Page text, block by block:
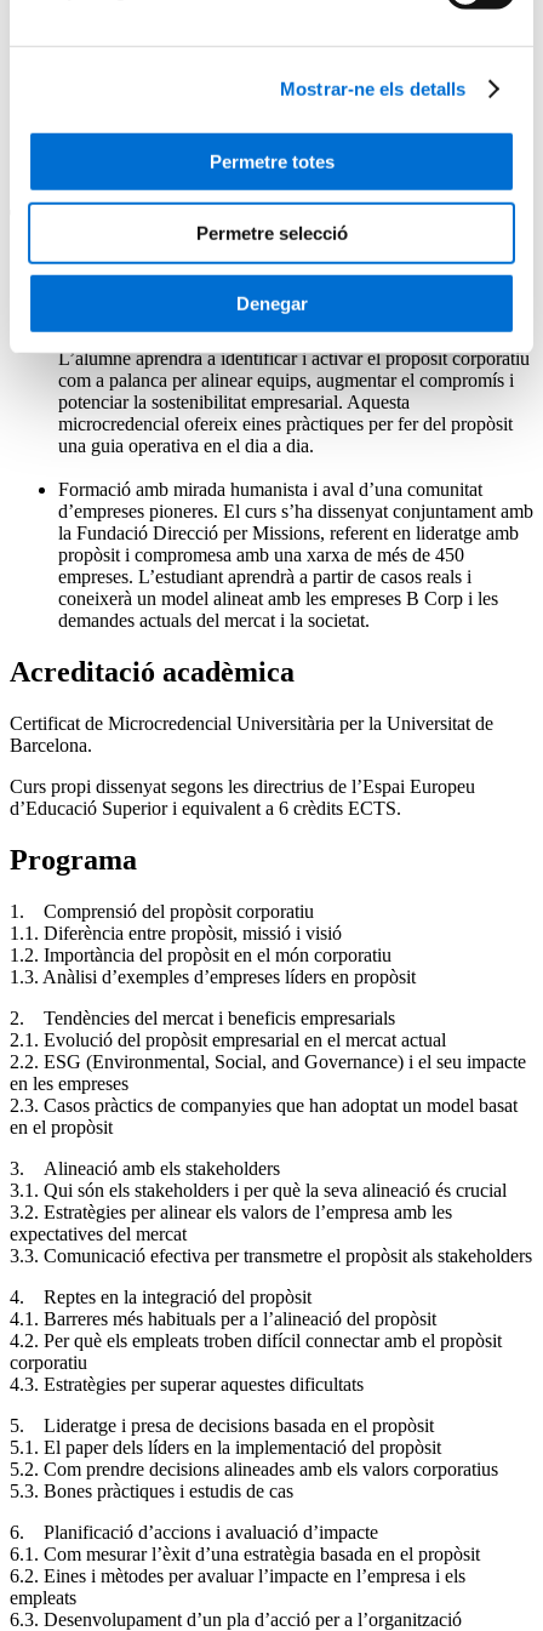
Mostrar-ne els detalls
Permetre totes
Permetre selecció
Denegar
Capacitar els participants per exercir un lideratge alineat amb
Elaborar un pla d'acció orientat al propòsit i aplicar eines per
Tres raons per escollir-lo
Una formació reconeguda, perquè l’estudiant obtindrà un títol
emès per la Universitat de Barcelona i registrat a l’Europass.
Connectar lideratge i propòsit per generar impacte real.
L’alumne aprendrà a identificar i activar el propòsit corporatiu
com a palanca per alinear equips, augmentar el compromís i
potenciar la sostenibilitat empresarial. Aquesta
microcredencial ofereix eines pràctiques per fer del propòsit
una guia operativa en el dia a dia.
Formació amb mirada humanista i aval d’una comunitat
d’empreses pioneres. El curs s’ha dissenyat conjuntament amb
la Fundació Direcció per Missions, referent en lideratge amb
propòsit i compromesa amb una xarxa de més de 450
empreses. L’estudiant aprendrà a partir de casos reals i
coneixerà un model alineat amb les empreses B Corp i les
demandes actuals del mercat i la societat.
Acreditació acadèmica
Certificat de Microcredencial Universitària per la Universitat de
Barcelona.
Curs propi dissenyat segons les directrius de l’Espai Europeu
d’Educació Superior i equivalent a 6 crèdits ECTS.
Programa
1. Comprensió del propòsit corporatiu
1.1. Diferència entre propòsit, missió i visió
1.2. Importància del propòsit en el món corporatiu
1.3. Anàlisi d’exemples d’empreses líders en propòsit
2. Tendències del mercat i beneficis empresarials
2.1. Evolució del propòsit empresarial en el mercat actual
2.2. ESG (Environmental, Social, and Governance) i el seu impacte
en les empreses
2.3. Casos pràctics de companyies que han adoptat un model basat
en el propòsit
3. Alineació amb els stakeholders
3.1. Qui són els stakeholders i per què la seva alineació és crucial
3.2. Estratègies per alinear els valors de l’empresa amb les
expectatives del mercat
3.3. Comunicació efectiva per transmetre el propòsit als stakeholders
4. Reptes en la integració del propòsit
4.1. Barreres més habituals per a l’alineació del propòsit
4.2. Per què els empleats troben difícil connectar amb el propòsit
corporatiu
4.3. Estratègies per superar aquestes dificultats
5. Lideratge i presa de decisions basada en el propòsit
5.1. El paper dels líders en la implementació del propòsit
5.2. Com prendre decisions alineades amb els valors corporatius
5.3. Bones pràctiques i estudis de cas
6. Planificació d’accions i avaluació d’impacte
6.1. Com mesurar l’èxit d’una estratègia basada en el propòsit
6.2. Eines i mètodes per avaluar l’impacte en l’empresa i els
empleats
6.3. Desenvolupament d’un pla d’acció per a l’organització